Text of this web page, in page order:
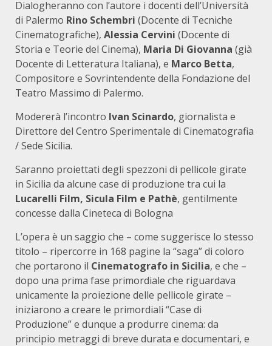
Dialogheranno con l’autore i docenti dell’Università
di Palermo Rino Schembri (Docente di Tecniche
Cinematografiche), Alessia Cervini (Docente di
Storia e Teorie del Cinema), Maria Di Giovanna (già
Docente di Letteratura Italiana), e Marco Betta,
Compositore e Sovrintendente della Fondazione del
Teatro Massimo di Palermo.
Modererà l’incontro Ivan Scinardo, giornalista e
Direttore del Centro Sperimentale di Cinematografia
/ Sede Sicilia.
Saranno proiettati degli spezzoni di pellicole girate
in Sicilia da alcune case di produzione tra cui la
Lucarelli Film, Sicula Film e Pathè, gentilmente
concesse dalla Cineteca di Bologna
L’opera è un saggio che – come suggerisce lo stesso
titolo – ripercorre in 168 pagine la “saga” di coloro
che portarono il Cinematografo in Sicilia, e che –
dopo una prima fase primordiale che riguardava
unicamente la proiezione delle pellicole girate –
iniziarono a creare le primordiali “Case di
Produzione” e dunque a produrre cinema: da
principio metraggi di breve durata e documentari, e